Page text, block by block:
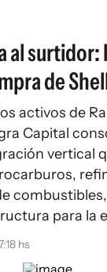
al surtidor:
de
activos de
Capital
vertical
para la
hs